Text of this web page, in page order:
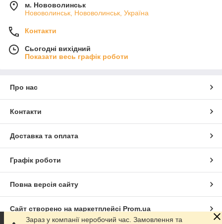
м. Нововолинськ
Нововолинськ, Нововолинськ, Україна
Контакти
Сьогодні вихідний
Показати весь графік роботи
Про нас
Контакти
Доставка та оплата
Графік роботи
Повна версія сайту
Сайт створено на маркетплейсі Prom.ua
Зараз у компанії неробочий час. Замовлення та